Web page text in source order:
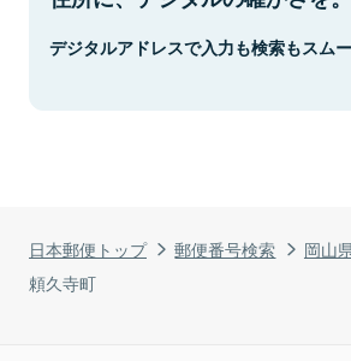
日本郵便トップ 郵便番号検索 岡山
頼久寺町
デジタルアドレスで入力も検索もスムー